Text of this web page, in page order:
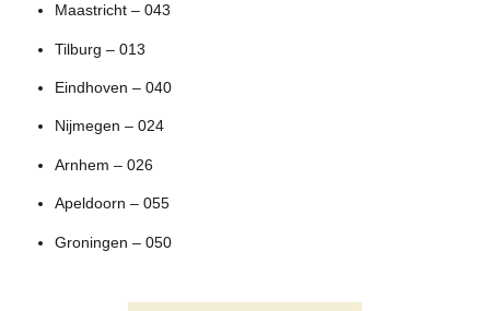
Maastricht – 043
Tilburg – 013
Eindhoven – 040
Nijmegen – 024
Arnhem – 026
Apeldoorn – 055
Groningen – 050